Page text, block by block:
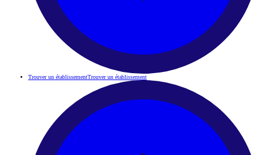
Trouver un établissementTrouver un établissement